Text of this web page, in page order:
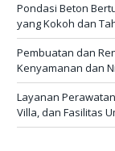
Pondasi Beton
yang Kokoh dan
Pembuatan dan
Kenyamanan dan
Layanan
Villa, dan Fasilitas